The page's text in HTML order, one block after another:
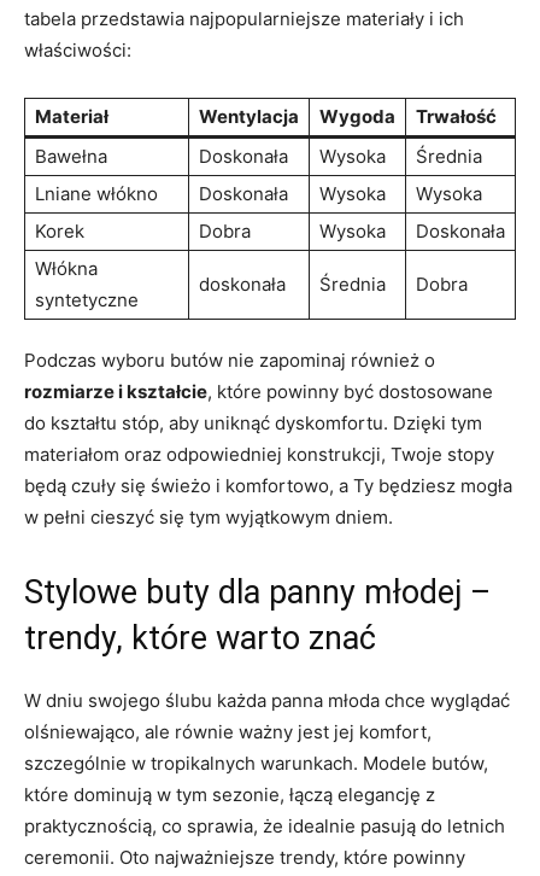
tabela przedstawia najpopularniejsze materiały i ich
właściwości:
Materiał Wentylacja Wygoda
Trwałość
Bawełna
Doskonała Wysoka
Średnia
Lniane włókno
Doskonała Wysoka
Wysoka
Korek
Dobra Wysoka
Doskonała
Włókna
syntetyczne
doskonała Średnia Dobra
Podczas wyboru butów nie zapominaj również o
rozmiarze i kształcie, które powinny być dostosowane
do kształtu stóp, aby uniknąć dyskomfortu. Dzięki tym
materiałom oraz odpowiedniej konstrukcji, Twoje stopy
będą czuły się świeżo i komfortowo, a Ty będziesz mogła
w pełni cieszyć się tym wyjątkowym dniem.
Stylowe buty dla panny młodej –
trendy, które warto znać
W dniu swojego ślubu każda panna młoda chce wyglądać
olśniewająco, ale równie ważny jest jej komfort,
szczególnie w tropikalnych warunkach. Modele butów,
które dominują w tym sezonie, łączą elegancję z
praktycznością, co sprawia, że idealnie pasują do letnich
ceremonii. Oto najważniejsze trendy, które powinny